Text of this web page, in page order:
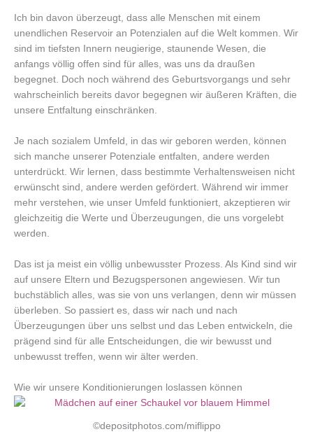
Ich bin davon überzeugt, dass alle Menschen mit einem
unendlichen Reservoir an Potenzialen auf die Welt kommen. Wir
sind im tiefsten Innern neugierige, staunende Wesen, die
anfangs völlig offen sind für alles, was uns da draußen
begegnet. Doch noch während des Geburtsvorgangs und sehr
wahrscheinlich bereits davor begegnen wir äußeren Kräften, die
unsere Entfaltung einschränken.
Je nach sozialem Umfeld, in das wir geboren werden, können
sich manche unserer Potenziale entfalten, andere werden
unterdrückt. Wir lernen, dass bestimmte Verhaltensweisen nicht
erwünscht sind, andere werden gefördert. Während wir immer
mehr verstehen, wie unser Umfeld funktioniert, akzeptieren wir
gleichzeitig die Werte und Überzeugungen, die uns vorgelebt
werden.
Das ist ja meist ein völlig unbewusster Prozess. Als Kind sind wir
auf unsere Eltern und Bezugspersonen angewiesen. Wir tun
buchstäblich alles, was sie von uns verlangen, denn wir müssen
überleben. So passiert es, dass wir nach und nach
Überzeugungen über uns selbst und das Leben entwickeln, die
prägend sind für alle Entscheidungen, die wir bewusst und
unbewusst treffen, wenn wir älter werden.
Wie wir unsere Konditionierungen loslassen können
©depositphotos.com/miflippo